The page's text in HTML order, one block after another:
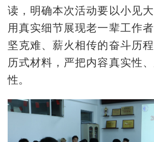
读，明确本次活动要以小见大
用真实细节展现老一辈工作
坚克难、薪火相传的奋斗历
历式材料，严把内容真实性
性。